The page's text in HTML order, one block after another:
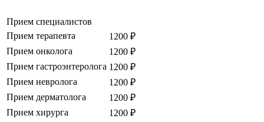
Прием специалистов
Прием терапевта
1200 ₽
Прием онколога
1200 ₽
Прием гастроэнтеролога 1200 ₽
Прием невролога
1200 ₽
Прием дерматолога
1200 ₽
Прием хирурга
1200 ₽